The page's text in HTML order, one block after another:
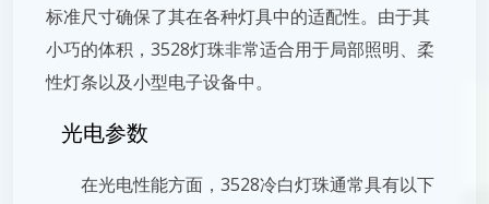
标准尺寸确保了其在各种灯具中的适配性。由于其
小巧的体积，3528灯珠非常适合用于局部照明、柔
性灯条以及小型电子设备中。
光电参数
在光电性能方面，3528冷白灯珠通常具有以下